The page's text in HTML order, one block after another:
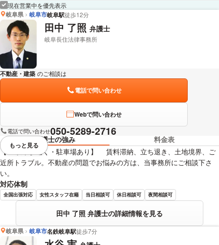
現在営業中を優先表示
岐阜県 岐阜市岐阜駅徒歩12分
田中 了照 弁護士
岐阜長住法律事務所
不動産・建築 のご相談は
電話で問い合わせ
Webで問い合わせ
電話で問い合わせ050-5289-2716
弁護士の強み
料金表
【JR岐阜駅近く・駐車場あり】 賃料滞納、立ち退き、土地境界、ご
近所トラブル。不動産の問題でお悩みの方は、当事務所にご相談下さ
い。
対応体制
全国出張対応 女性スタッフ在籍 当日相談可 休日相談可 夜間相談可
田中 了照 弁護士の詳細情報を見る
視覚的に省略されている要素を
もっと見る
岐阜県 岐阜市名鉄岐阜駅徒歩7分